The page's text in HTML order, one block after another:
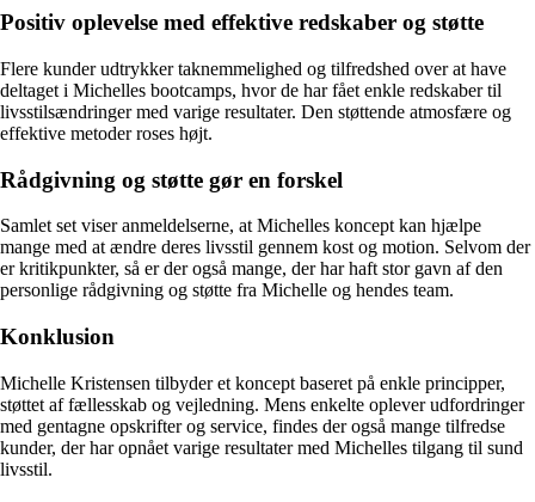
Positiv oplevelse med effektive redskaber og støtte
Flere kunder udtrykker taknemmelighed og tilfredshed over at have
deltaget i Michelles bootcamps, hvor de har fået enkle redskaber til
livsstilsændringer med varige resultater. Den støttende atmosfære og
effektive metoder roses højt.
Rådgivning og støtte gør en forskel
Samlet set viser anmeldelserne, at Michelles koncept kan hjælpe
mange med at ændre deres livsstil gennem kost og motion. Selvom der
er kritikpunkter, så er der også mange, der har haft stor gavn af den
personlige rådgivning og støtte fra Michelle og hendes team.
Konklusion
Michelle Kristensen tilbyder et koncept baseret på enkle principper,
støttet af fællesskab og vejledning. Mens enkelte oplever udfordringer
med gentagne opskrifter og service, findes der også mange tilfredse
kunder, der har opnået varige resultater med Michelles tilgang til sund
livsstil.